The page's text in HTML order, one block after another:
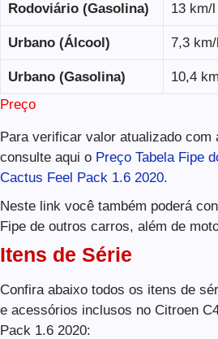
Rodoviário (Gasolina) 13 km/l
Urbano (Álcool) 7,3 km/l
Urbano (Gasolina)
10,4
Preço
Para verificar valor atualizado com
consulte aqui o Preço Tabela Fipe
Cactus Feel Pack 1.6 2020.
Neste link você também poderá
Fipe de outros carros, além de
Itens de Série
Confira abaixo todos os itens de
e acessórios inclusos no Citroen
Pack 1.6 2020: